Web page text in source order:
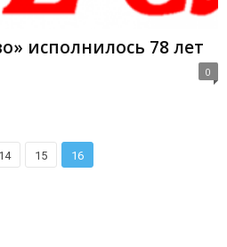
исполнилось 78 лет
0
14 15 16